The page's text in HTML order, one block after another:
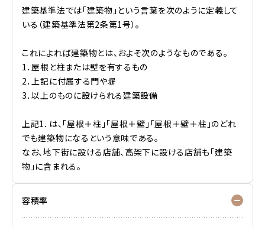
建築基準法では「建築物」という言葉を次のように定義して
いる（建築基準法第2条第1号）。
これによれば建築物とは、およそ次のようなものである。
1．屋根と柱または壁を有するもの
2．上記に付属する門や塀
3．以上のものに設けられる建築設備
上記1．は、「屋根＋柱」「屋根＋壁」「屋根＋壁＋柱」のどれ
でも建築物になるという意味である。
なお、地下街に設ける店舗、高架下に設ける店舗も「建築
物」に含まれる。
容積率